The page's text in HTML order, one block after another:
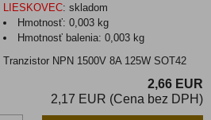
LIESKOVEC: skladom
Hmotnosť:0,003 kg
Hmotnosť balenia:0,003 kg
Tranzistor NPN 1500V 8A 125W SOT42
2,66 EUR
2,17 EUR (Cena bez DPH)